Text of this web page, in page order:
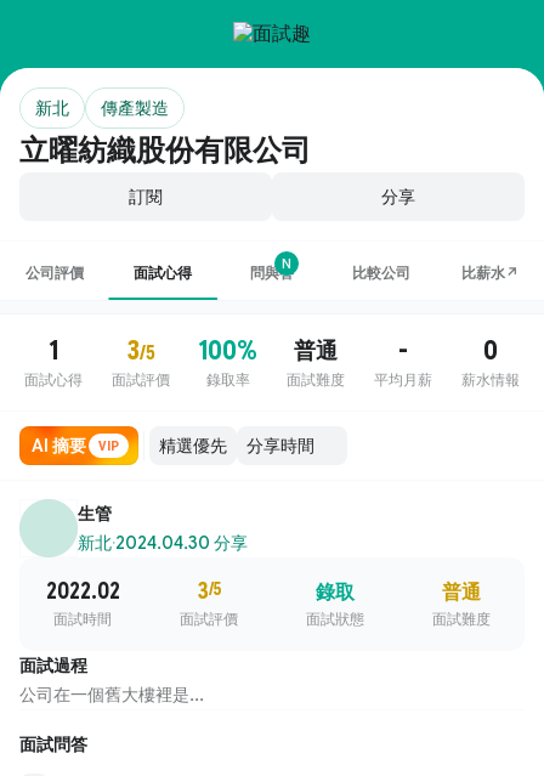
立曜紡織股份有限公司
新北 傳產製造
訂閱 分享
公司評價 面試心得 問與答
N
比較公司 比薪水↗
1
面試心得
3/5
面試評價
100%
錄取率
普通
面試難度
-
平均月薪
0
薪水情報
AI 摘要 VIP
生管
新北·2024.04.30 分享
2022.02
面試時間
3/5
面試評價
錄取
面試狀態
普通
面試難度
面試過程
公司在一個舊大樓裡是...
面試問答